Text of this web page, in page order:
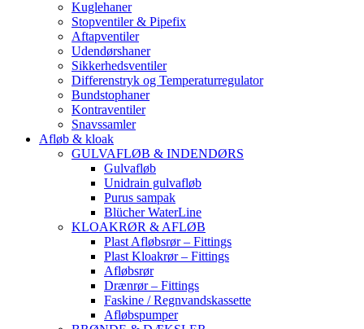
Kuglehaner
Stopventiler & Pipefix
Aftapventiler
Udendørshaner
Sikkerhedsventiler
Differenstryk og Temperaturregulator
Bundstophaner
Kontraventiler
Snavssamler
Afløb & kloak
GULVAFLØB & INDENDØRS
Gulvafløb
Unidrain gulvafløb
Purus sampak
Blücher WaterLine
KLOAKRØR & AFLØB
Plast Afløbsrør – Fittings
Plast Kloakrør – Fittings
Afløbsrør
Drænrør – Fittings
Faskine / Regnvandskassette
Afløbspumper